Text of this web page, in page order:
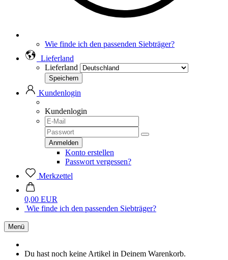
Wie finde ich den passenden Siebträger?
Lieferland
Lieferland
Kundenlogin
Kundenlogin
Konto erstellen
Passwort vergessen?
Merkzettel
0,00 EUR
Wie finde ich den passenden Siebträger?
Menü
Du hast noch keine Artikel in Deinem Warenkorb.